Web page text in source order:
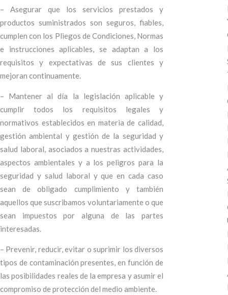
– Asegurar que los servicios prestados y
productos suministrados son seguros, fiables,
cumplen con los Pliegos de Condiciones, Normas
e instrucciones aplicables, se adaptan a los
requisitos y expectativas de sus clientes y
mejoran continuamente.
– Mantener al día la legislación aplicable y
cumplir todos los requisitos legales y
normativos establecidos en materia de calidad,
gestión ambiental y gestión de la seguridad y
salud laboral, asociados a nuestras actividades,
aspectos ambientales y a los peligros para la
seguridad y salud laboral y que en cada caso
sean de obligado cumplimiento y también
aquellos que suscribamos voluntariamente o que
sean impuestos por alguna de las partes
interesadas.
– Prevenir, reducir, evitar o suprimir los diversos
tipos de contaminación presentes, en función de
las posibilidades reales de la empresa y asumir el
compromiso de protección del medio ambiente.